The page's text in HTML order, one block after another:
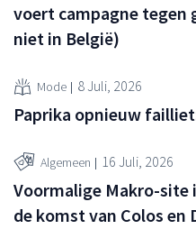
voert campagne tegen
niet in België)
Mode 8 Juli, 2026
Paprika opnieuw
Algemeen 16 Juli, 2026
Voormalige Makro-site
de komst van Colos en